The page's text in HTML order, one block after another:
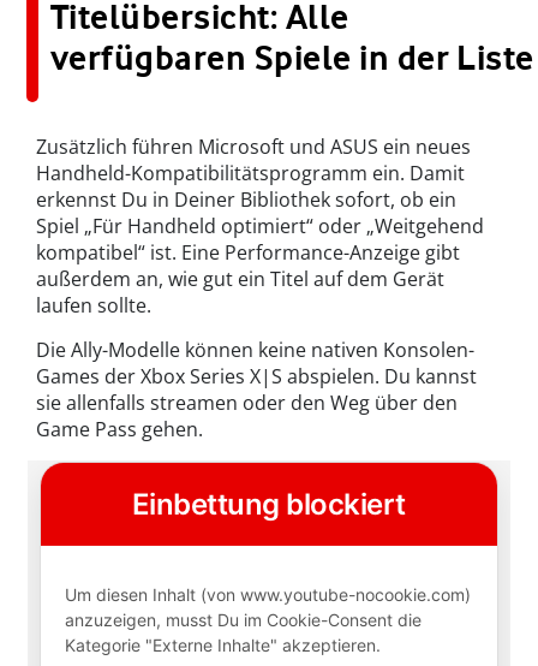
Titelübersicht: Alle
verfügbaren Spiele in der Liste
Zusätzlich führen Microsoft und ASUS ein neues
Handheld-Kompatibilitätsprogramm ein. Damit
erkennst Du in Deiner Bibliothek sofort, ob ein
Spiel „Für Handheld optimiert“ oder „Weitgehend
kompatibel“ ist. Eine Performance-Anzeige gibt
außerdem an, wie gut ein Titel auf dem Gerät
laufen sollte.
Die Ally-Modelle können keine nativen Konsolen-
Games der Xbox Series X|S abspielen. Du kannst
sie allenfalls streamen oder den Weg über den
Game Pass gehen.